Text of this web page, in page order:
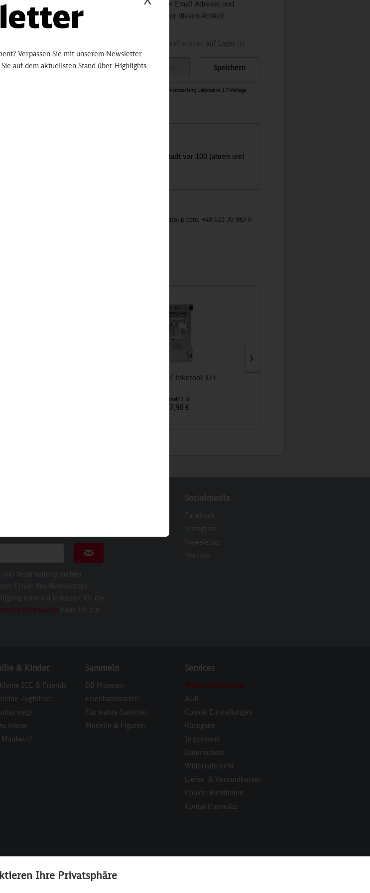
Hinterlegen Sie Ihre Email Adresse und
bleiben Sie stets über diesen Artikel
Speichern
Sofort versandfertig, Lieferzeit ca. 1-3 Werktage
Betrachter auf einer Zeitreise in die jeweilige Stadt vor 100 Jahren und
Deutschland, Info@mycybergroup.com, https://mycybergroup.com, +49 621 30 983 0
RICHARTZ biketool 32+
Inhalt 1 St
17,90 €
Newsletter abonnieren
Verarbeitung meiner
Erhalt des Newsletters
kann ich jederzeit für die
habe ich zur
Socialmedia
Facebook
Instagram
Newsletter
Youtube
& Kinder
ICE & Friends
Zugführer
Hause
Maulwurf
Sammeln
DB Museum
Eisenbahnkarten
Für wahre Sammler
Modelle & Figuren
Services
Widerrufsformular
AGB
Cookie-Einstellungen
Rückgabe
Impressum
Datenschutz
Widerrufsrecht
Liefer- & Versandkosten
Cookie Richtlinien
Kontaktformular
Ihre Privatsphäre
Verpassen Sie mit unserem Newsletter
auf dem aktuellsten Stand über Highlights